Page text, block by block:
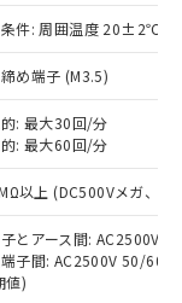
条件: 周囲温度 20±2℃、
め端子 (M3.5)
: 最大30回/分
: 最大60回/分
以上 (DC500Vメガ、点
とアース間: AC2500V
子間: AC2500V 50/
値)
事業取扱
準価格
もので
中には、
品もある
果は、
物質）の
出す予
物質）の
認中の
として
などや
RoHSの
RoHSの
。
へお問
ち、外国
商品